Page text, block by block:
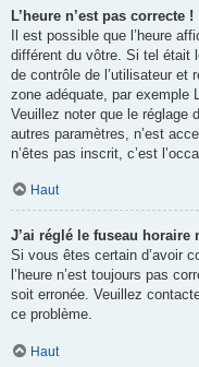
L’heure n’est pas correcte !
Il est possible que l’heure
différent du vôtre. Si tel était
de contrôle de l’utilisateur et
zone adéquate, par exemple
Veuillez noter que le réglage
autres paramètres, n’est
n’êtes pas inscrit, c’est
Haut
J’ai réglé le fuseau horaire
Si vous êtes certain d’avoir
l’heure n’est toujours pas
soit erronée. Veuillez
ce problème.
Haut